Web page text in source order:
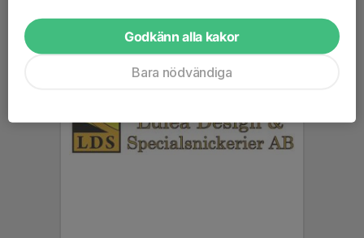
Godkänn alla kakor
Bara nödvändiga